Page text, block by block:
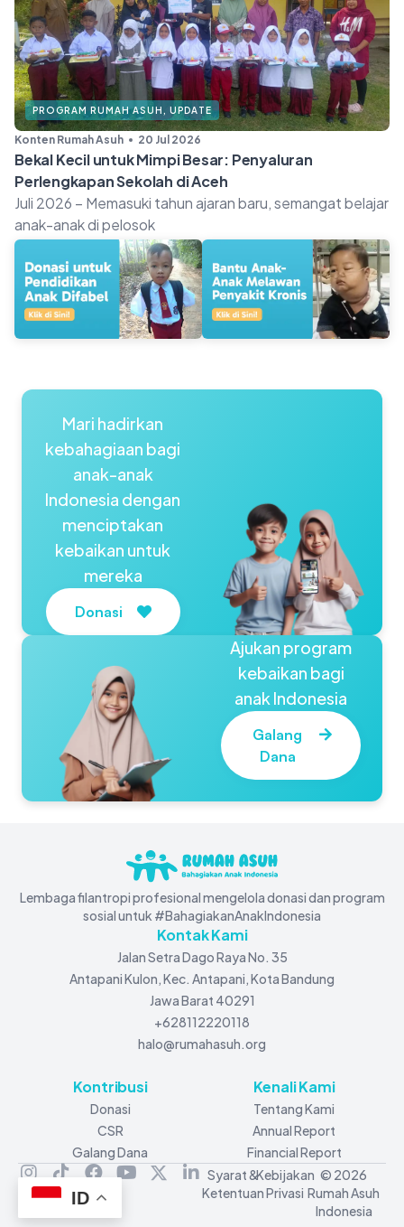
PROGRAM RUMAH ASUH , UPDATE
Konten Rumah Asuh 20 Jul 2026
Bekal Kecil untuk Mimpi Besar: Penyaluran
Perlengkapan Sekolah di Aceh
Juli 2026 – Memasuki tahun ajaran baru, semangat belajar
anak-anak di pelosok
Mari hadirkan
kebahagiaan bagi
anak-anak
Indonesia dengan
menciptakan
kebaikan untuk
mereka
Donasi
Ajukan program
kebaikan bagi
anak Indonesia
Galang
Dana
Lembaga filantropi profesional mengelola donasi dan program
sosial untuk #BahagiakanAnakIndonesia
Kontak Kami
Jalan Setra Dago Raya No. 35
Antapani Kulon, Kec. Antapani, Kota Bandung
Jawa Barat 40291
+628112220118
halo@rumahasuh.org
Kontribusi
Donasi
CSR
Galang Dana
Kenali Kami
Tentang Kami
Annual Report
Financial Report
Syarat &
Ketentuan
Kebijakan
Privasi
© 2026
Rumah Asuh
Indonesia
ID